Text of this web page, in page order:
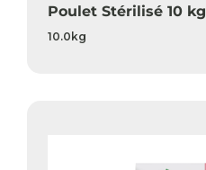
Poulet Stérilisé 10 kg
10.0kg